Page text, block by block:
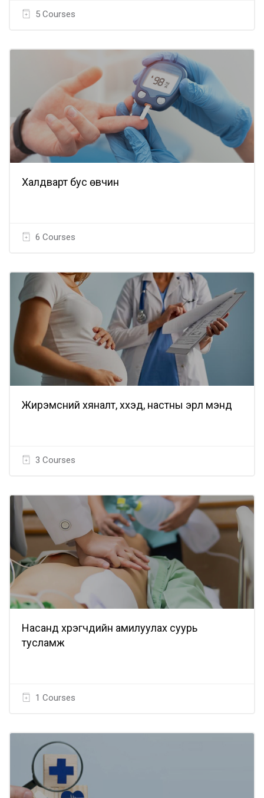
5 Courses
Халдварт бус өвчин
6 Courses
Жирэмсний хяналт, хүүхэд, настны эрүүл мэнд
3 Courses
Насанд хүрэгчдийн амилуулах суурь
тусламж
1 Courses